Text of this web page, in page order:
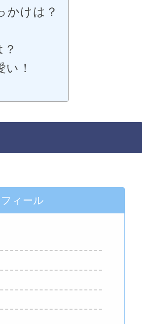
かけは？
！
ィール